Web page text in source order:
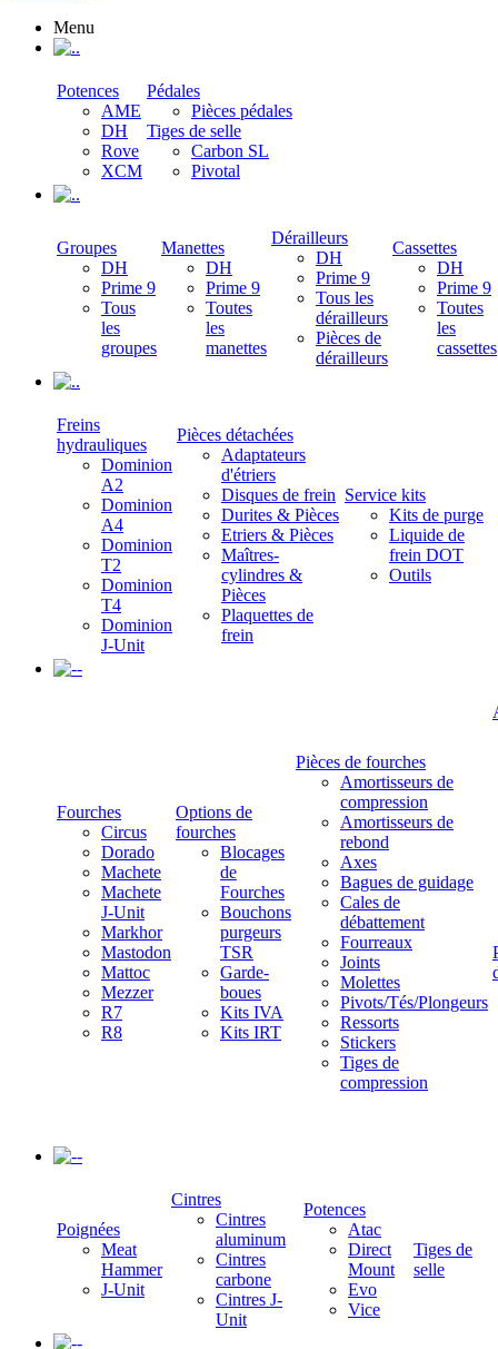
Menu
.
Potences
AME
DH
Rove
XCM
Pédales
Pièces pédales
Tiges de selle
Carbon SL
Pivotal
.
Groupes
DH
Prime 9
Tous
les
groupes
Manettes
DH
Prime 9
Toutes
les
manettes
Dérailleurs
DH
Prime 9
Tous les
dérailleurs
Pièces de
dérailleurs
Cassettes
DH
Prime 9
Toutes
les
cassettes
.
Freins
hydrauliques
Dominion
A2
Dominion
A4
Dominion
T2
Dominion
T4
Dominion
J-Unit
Pièces détachées
Adaptateurs
d'étriers
Disques de frein
Durites & Pièces
Etriers & Pièces
Maîtres-
cylindres &
Pièces
Plaquettes de
frein
Service kits
Kits de purge
Liquide de
frein DOT
Outils
-
Fourches
Circus
Dorado
Machete
Machete
J-Unit
Markhor
Mastodon
Mattoc
Mezzer
R7
R8
Options de
fourches
Blocages
de
Fourches
Bouchons
purgeurs
TSR
Garde-
boues
Kits IVA
Kits IRT
Pièces de fourches
Amortisseurs de
compression
Amortisseurs de
rebond
Axes
Bagues de guidage
Cales de
débattement
Fourreaux
Joints
Molettes
Pivots/Tés/Plongeurs
Ressorts
Stickers
Tiges de
compression
-
Poignées
Meat
Hammer
J-Unit
Cintres
Cintres
aluminum
Cintres
carbone
Cintres J-
Unit
Potences
Atac
Direct
Mount
Evo
Vice
Tiges de
selle
-